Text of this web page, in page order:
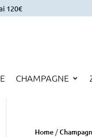
120€
CHAMPAGNE
Home/